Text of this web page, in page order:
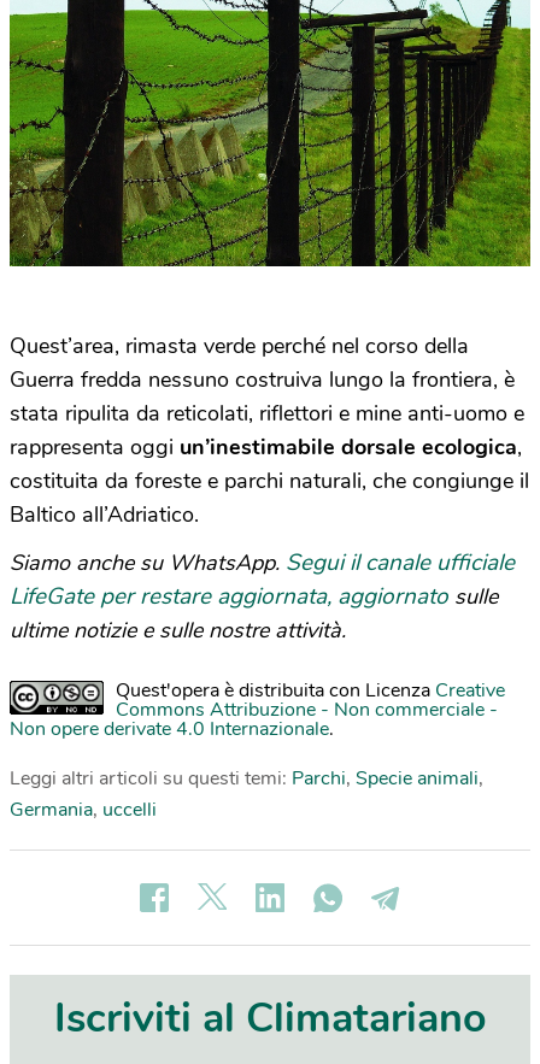
Quest’area, rimasta verde perché nel corso della
Guerra fredda nessuno costruiva lungo la frontiera, è
stata ripulita da reticolati, riflettori e mine anti-uomo e
rappresenta oggi un’inestimabile dorsale ecologica,
costituita da foreste e parchi naturali, che congiunge il
Baltico all’Adriatico.
Siamo anche su WhatsApp. Segui il canale ufficiale
LifeGate per restare aggiornata, aggiornato sulle
ultime notizie e sulle nostre attività.
Quest'opera è distribuita con Licenza Creative
Commons Attribuzione - Non commerciale -
Non opere derivate 4.0 Internazionale.
Leggi altri articoli su questi temi: Parchi, Specie animali,
Germania, uccelli
Iscriviti al Climatariano